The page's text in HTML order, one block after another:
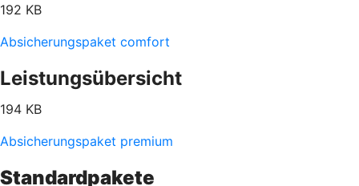
192 KB
Absicherungspaket comfort
Leistungsübersicht
194 KB
Absicherungspaket premium
Standardpakete